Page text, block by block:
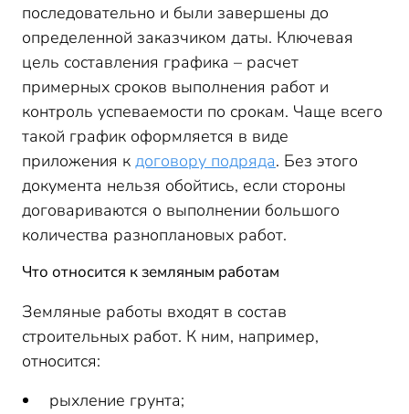
последовательно и были завершены до
определенной заказчиком даты. Ключевая
цель составления графика – расчет
примерных сроков выполнения работ и
контроль успеваемости по срокам. Чаще всего
такой график оформляется в виде
приложения к договору подряда. Без этого
документа нельзя обойтись, если стороны
договариваются о выполнении большого
количества разноплановых работ.
Что относится к земляным работам
Земляные работы входят в состав
строительных работ. К ним, например,
относится:
рыхление грунта;